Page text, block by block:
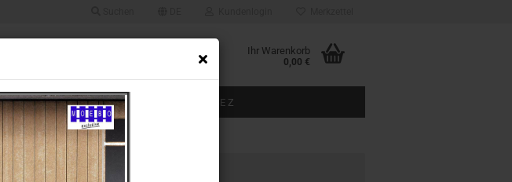
Ihr Warenkorb
0,00 €
TT BAUGRÖSSE N BAUGRÖSSE Z
um 1910